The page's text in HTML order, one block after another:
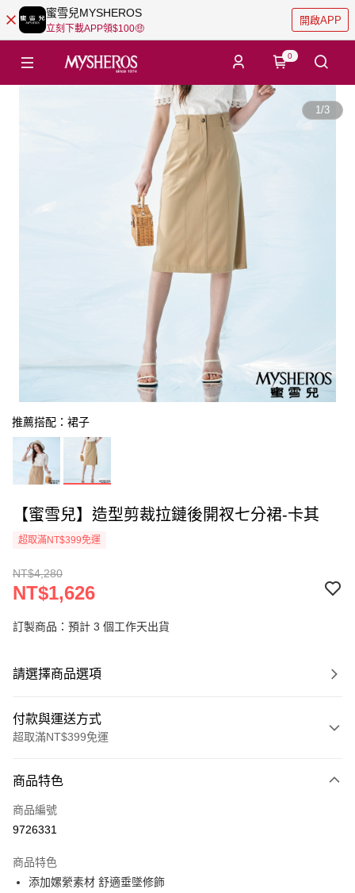
蜜雪兒MYSHEROS
立刻下載APP領$100🤑
開啟APP
0
1/3
推薦搭配：裙子
【蜜雪兒】造型剪裁拉鏈後開衩七分裙-卡其
超取滿NT$399免運
NT$4,280
NT$1,626
訂製商品：預計 3 個工作天出貨
請選擇商品選項
付款與運送方式
超取滿NT$399免運
信用卡一次付款
信用卡分期付款
合作金庫商業銀行
華南商業銀行
LINE Pay
商品特色
商品編號
9726331
商品特色
添加嫘縈素材 舒適垂墜修飾